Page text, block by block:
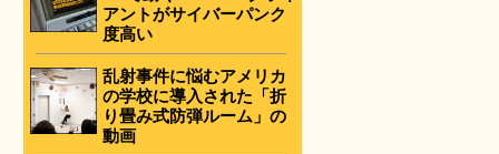
アントがサイバーパンク
度高い
乱射事件に悩むアメリカ
の学校に導入された「折
り畳み式防弾ルーム」の
動画